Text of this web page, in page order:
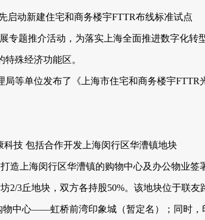
启动新建住宅和商务楼宇FTTR布线标准试点
专题推介活动，为落实上海全面推进数字化转
殊经济功能区。
等单位发布了《上海市住宅和商务楼宇
科技 包括合作开发上海闵行区华漕镇地块
造上海闵行区华漕镇的购物中心及办公物业签
3丘地块，双方各持股50%。该地块位于联
中心——虹桥前湾印象城（暂定名）；同时，